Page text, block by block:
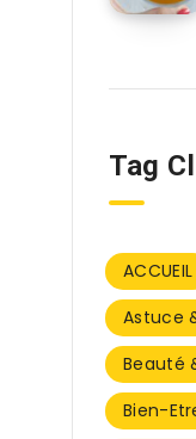
Tag
ACCUEIL
Astuce
Beauté
Bien-